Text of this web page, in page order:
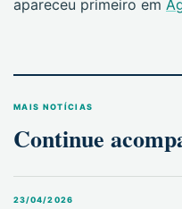
apareceu primeiro em
MAIS NOTÍCIAS
Continue
23/04/2026